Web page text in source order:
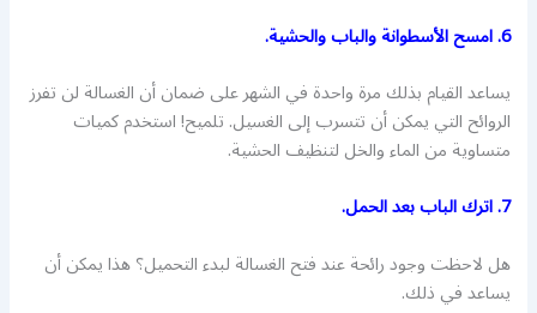
6. امسح الأسطوانة والباب والحشية.
يساعد القيام بذلك مرة واحدة في الشهر على ضمان أن الغسالة لن تفرز
الروائح التي يمكن أن تتسرب إلى الغسيل. تلميح! استخدم كميات
متساوية من الماء والخل لتنظيف الحشية.
7. اترك الباب بعد الحمل.
هل لاحظت وجود رائحة عند فتح الغسالة لبدء التحميل؟ هذا يمكن أن
يساعد في ذلك.